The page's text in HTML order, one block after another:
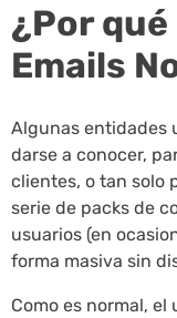
¿Por
Emails
Algunas entidades
darse a conocer,
clientes, o tan solo
serie de packs de
usuarios (en
forma masiva sin
Como es normal,